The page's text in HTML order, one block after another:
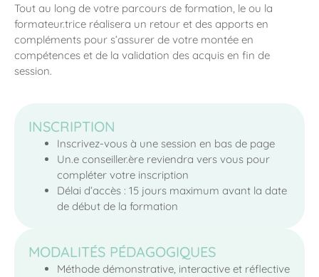
Tout au long de votre parcours de formation, le ou la
formateur.trice réalisera un retour et des apports en
compléments pour s’assurer de votre montée en
compétences et de la validation des acquis en fin de
session.
INSCRIPTION
Inscrivez-vous à une session en bas de page
Un.e conseiller.ère reviendra vers vous pour
compléter votre inscription
Délai d’accès : 15 jours maximum avant la date
de début de la formation
MODALITÉS PÉDAGOGIQUES
Méthode démonstrative, interactive et réflective